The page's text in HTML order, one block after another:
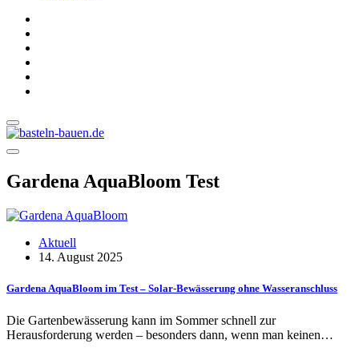
Gardena AquaBloom Test
Aktuell
14. August 2025
Gardena AquaBloom im Test – Solar-Bewässerung ohne Wasseranschluss
Die Gartenbewässerung kann im Sommer schnell zur
Herausforderung werden – besonders dann, wenn man keinen…